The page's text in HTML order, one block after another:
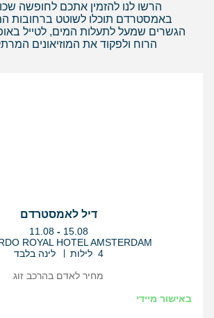
הרשו לנו להזמין אתכם לחופשה
באמסטרדם תוכלו לשוטט ברחובות
הגשרים שמעל לתעלות המים, לטייל
הרוח ולפקוד את המוזיאונים
דיל לאמסטרדם
בין
התאריכים,
11.08 - 15.08
ROYAL HOTEL AMSTERDAM
4 לילות
לינה בלבד
באישור מיידי
מחיר לאדם בהרכב זוג